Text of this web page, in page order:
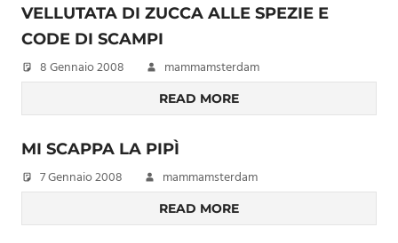
VELLUTATA DI ZUCCA ALLE SPEZIE E
CODE DI SCAMPI
8 Gennaio 2008 mammamsterdam
READ MORE
MI SCAPPA LA PIPÌ
7 Gennaio 2008 mammamsterdam
READ MORE